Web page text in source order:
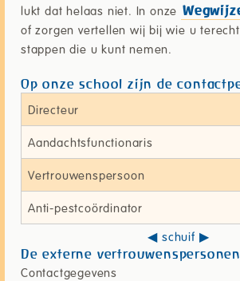
lukt dat helaas niet. In onze
of zorgen vertellen wij bij wie u
stappen die u kunt nemen.
Op onze school zijn de
Directeur
Aandachtsfunctionaris
Vertrouwenspersoon
Anti-pestcoördinator
De externe
Contactgegevens